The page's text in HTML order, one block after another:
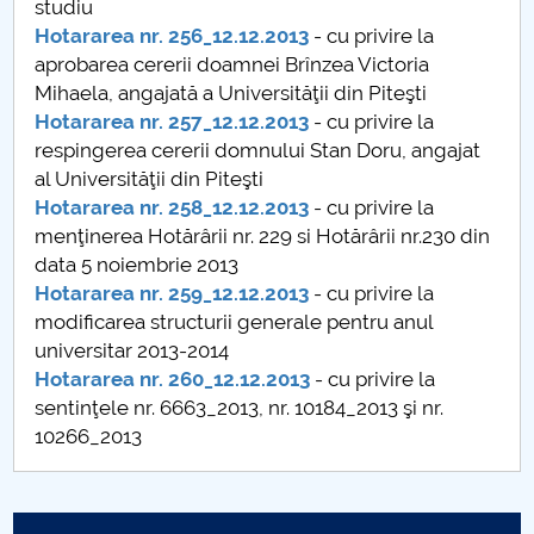
Hotărâri Senat din 28 octombrie 2013
Hotărâri Senat din 5 noiembrie 2013
Hotărâri Senat din 12 decembrie 2013
studiu
Hotararea nr. 256_12.12.2013 - cu privire la
aprobarea cererii doamnei Brînzea Victoria
Mihaela, angajată a Universităţii din Piteşti
Hotararea nr. 257_12.12.2013 - cu privire la
respingerea cererii domnului Stan Doru, angajat
al Universităţii din Piteşti
Hotararea nr. 258_12.12.2013 - cu privire la
menţinerea Hotărârii nr. 229 si Hotărârii nr.230 din
data 5 noiembrie 2013
Hotararea nr. 259_12.12.2013 - cu privire la
modificarea structurii generale pentru anul
universitar 2013-2014
Hotararea nr. 260_12.12.2013 - cu privire la
sentinţele nr. 6663_2013, nr. 10184_2013 şi nr.
10266_2013